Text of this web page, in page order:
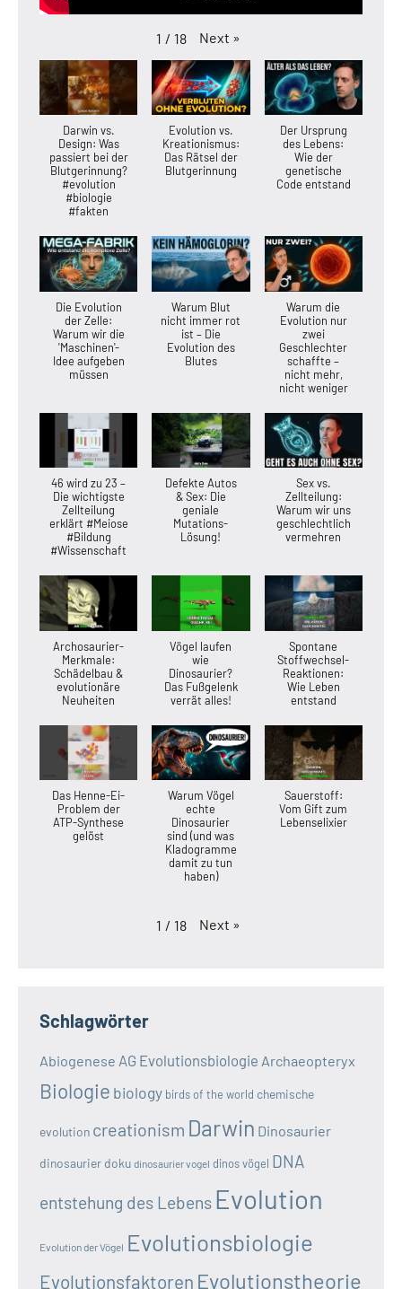
1 / 18 Next »
Darwin vs.
Design: Was
passiert bei der
Blutgerinnung?
#evolution
#biologie
#fakten
Evolution vs.
Kreationismus:
Das Rätsel der
Blutgerinnung
Der Ursprung
des Lebens:
Wie der
genetische
Code entstand
Die Evolution
der Zelle:
Warum wir die
'Maschinen'-
Idee aufgeben
müssen
Warum Blut
nicht immer rot
ist – Die
Evolution des
Blutes
Warum die
Evolution nur
zwei
Geschlechter
schaffte –
nicht mehr,
nicht weniger
46 wird zu 23 –
Die wichtigste
Zellteilung
erklärt #Meiose
#Bildung
#Wissenschaft
Defekte Autos
& Sex: Die
geniale
Mutations-
Lösung!
Sex vs.
Zellteilung:
Warum wir uns
geschlechtlich
vermehren
Archosaurier-
Merkmale:
Schädelbau &
evolutionäre
Neuheiten
Vögel laufen
wie
Dinosaurier?
Das Fußgelenk
verrät alles!
Spontane
Stoffwechsel-
Reaktionen:
Wie Leben
entstand
Das Henne-Ei-
Problem der
ATP-Synthese
gelöst
Warum Vögel
echte
Dinosaurier
sind (und was
Kladogramme
damit zu tun
haben)
Sauerstoff:
Vom Gift zum
Lebenselixier
1 / 18 Next »
Schlagwörter
Abiogenese AG Evolutionsbiologie Archaeopteryx
Biologie biology birds of the world chemische
evolution creationism Darwin Dinosaurier
dinosaurier doku dinosaurier vogel dinos vögel DNA
entstehung des Lebens Evolution
Evolution der Vögel Evolutionsbiologie
Evolutionsfaktoren Evolutionstheorie